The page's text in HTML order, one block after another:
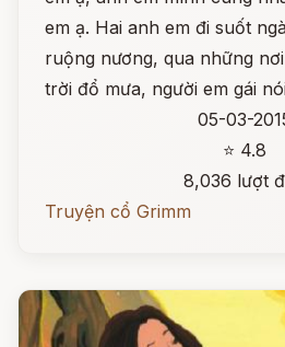
em ạ. Hai anh em đi suốt
ruộng nương, qua những
trời đổ mưa, người em gái
05-03-
⭐ 4.8
8,036 lượt
Truyện cổ Grimm